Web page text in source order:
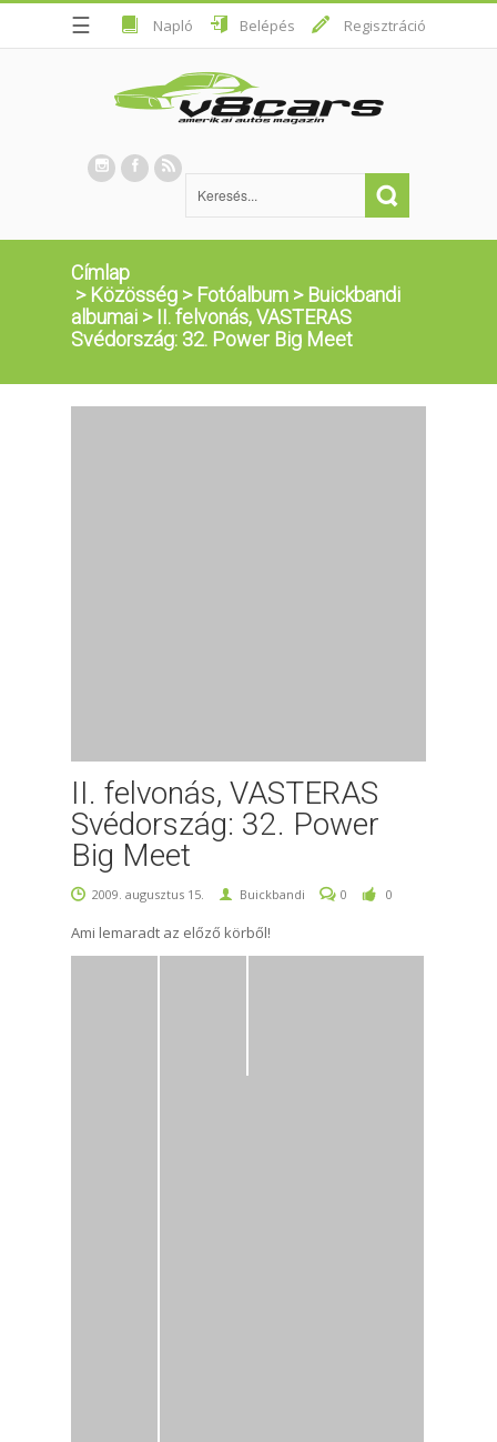
☰ Napló Belépés Regisztráció
Címlap
> Közösség > Fotóalbum > Buickbandi
albumai > II. felvonás, VASTERAS
Svédország: 32. Power Big Meet
II. felvonás, VASTERAS
Svédország: 32. Power
Big Meet
2009. augusztus 15. Buickbandi 0 0
Ami lemaradt az előző körből!